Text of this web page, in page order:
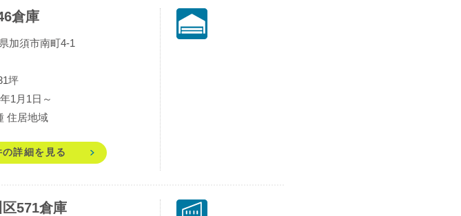
倉庫
加須市南町4-1
坪
1月1日～
住居地域
詳細を見る
571倉庫